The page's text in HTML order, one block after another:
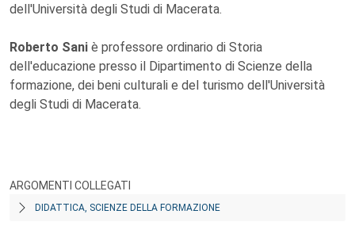
dell'Università degli Studi di Macerata.
Roberto Sani è professore ordinario di Storia
dell'educazione presso il Dipartimento di Scienze della
formazione, dei beni culturali e del turismo dell'Università
degli Studi di Macerata.
ARGOMENTI COLLEGATI
DIDATTICA, SCIENZE DELLA FORMAZIONE